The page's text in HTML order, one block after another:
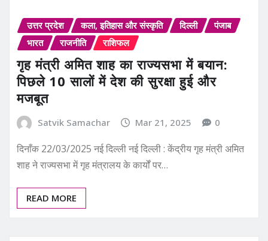
उत्तर प्रदेश कला, इतिहास और संस्कृति दिल्ली
पंजाब
भारत
राजनीति राशिफल
गृह मंत्री अमित शाह का राज्यसभा में बयान:
पिछले 10 सालों में देश की सुरक्षा हुई और
मजबूत
Satvik Samachar Mar 21, 2025 0
दिनाँक 22/03/2025 नई दिल्ली नई दिल्ली : केंद्रीय गृह मंत्री अमित
शाह ने राज्यसभा में गृह मंत्रालय के कार्यों पर…
READ MORE